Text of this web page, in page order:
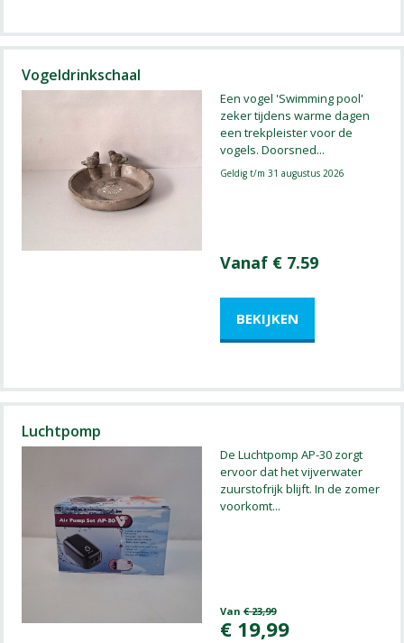
Vogeldrinkschaal
Een vogel 'Swimming pool'
zeker tijdens warme dagen
een trekpleister voor de
vogels. Doorsned...
Geldig t/m 31 augustus 2026
Vanaf € 7.59
Luchtpomp
De Luchtpomp AP-30 zorgt
ervoor dat het vijverwater
zuurstofrijk blijft. In de zomer
voorkomt...
Van € 23,99
€ 19,99